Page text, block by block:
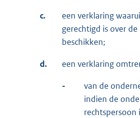
c.
een verklaring
gerechtigd is over
beschikken;
d. een verklaring
-
van de
indien de
rechtspersoon